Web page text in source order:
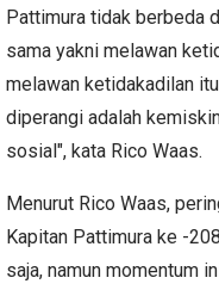
Pattimura tidak berbeda
sama yakni melawan
melawan ketidakadilan
diperangi adalah
sosial", kata Rico Waas.
Menurut Rico Waas,
Kapitan Pattimura ke -
saja, namun momentum